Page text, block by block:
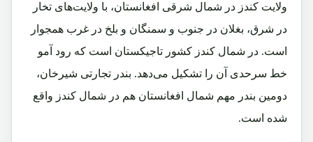
ولایت کندز در شمال شرقی افغانستان، با ولایت‌های تخار
در شرق، بغلان در جنوب و سمنگان و بلخ در غرب همجوار
است. در شمال کندز کشور تاجیکستان است که رود آمو
خط سرحدی آن را تشکیل می‌دهد. بندر تجارتی شیرخان،
دومین بندر مهم شمال افغانستان هم در شمال کندز واقع
شده است.